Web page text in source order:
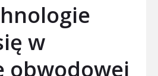
w
obwodowej